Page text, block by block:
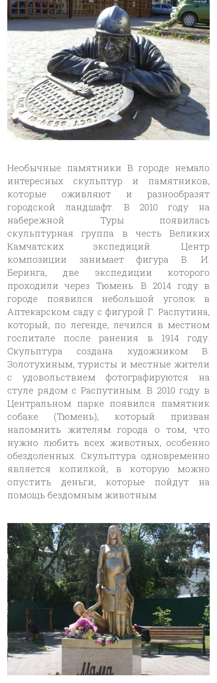
Необычные памятники В городе немало
интересных скульптур и памятников,
которые оживляют и разнообразят
городской ландшафт. В 2010 году на
набережной Туры появилась
скульптурная группа в честь Великих
Камчатских экспедиций. Центр
композиции занимает фигура В. И.
Беринга, две экспедиции которого
проходили через Тюмень. В 2014 году в
городе появился небольшой уголок в
Аптекарском саду с фигурой Г. Распутина,
который, по легенде, лечился в местном
госпитале после ранения в 1914 году.
Скульптура создана художником В.
Золотухиным, туристы и местные жители
с удовольствием фотографируются на
стуле рядом с Распутиным. В 2010 году в
Центральном парке появился памятник
собаке (Тюмень), который призван
напомнить жителям города о том, что
нужно любить всех животных, особенно
обездоленных. Скульптура одновременно
является копилкой, в которую можно
опустить деньги, которые пойдут на
помощь бездомным животным.